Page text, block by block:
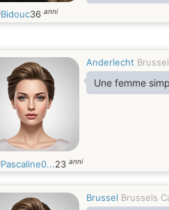
deux et les
Curieuse de la
soutien mutuel.
Bidouc36 anni
Anderlecht
Une femme
Pascaline0...23 anni
Brussel Brussels